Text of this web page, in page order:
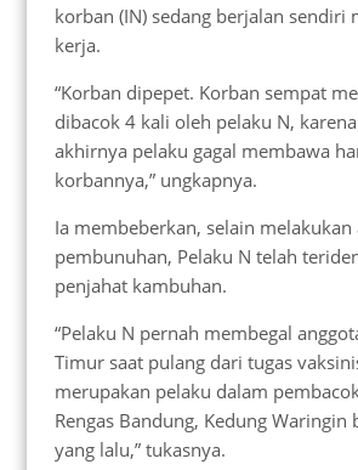
korban (IN) sedang berjalan sendiri
kerja.
“Korban dipepet. Korban sempat
dibacok 4 kali oleh pelaku N,
akhirnya pelaku gagal membawa
korbannya,” ungkapnya.
Ia membeberkan, selain melakukan
pembunuhan, Pelaku N telah
penjahat kambuhan.
“Pelaku N pernah membegal
Timur saat pulang dari tugas
merupakan pelaku dalam
Rengas Bandung, Kedung Waringin
yang lalu,” tukasnya.